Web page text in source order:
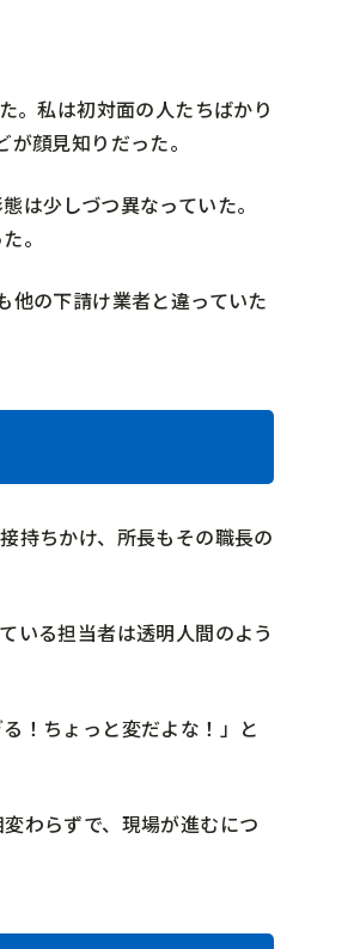
。私は初対面の人たちばかり
顔見知りだった。
は少しづつ異なっていた。
。
他の下請け業者と違っていた
持ちかけ、所長もその職長の
いる担当者は透明人間のよう
！ちょっと変だよな！」と
わらずで、現場が進むにつ